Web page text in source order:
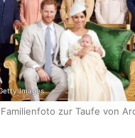
Images
zur Taufe von